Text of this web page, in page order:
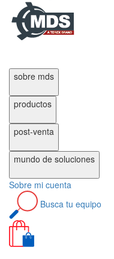
sobre mds
productos
post-venta
mundo de soluciones
Sobre mi cuenta
Busca tu equipo